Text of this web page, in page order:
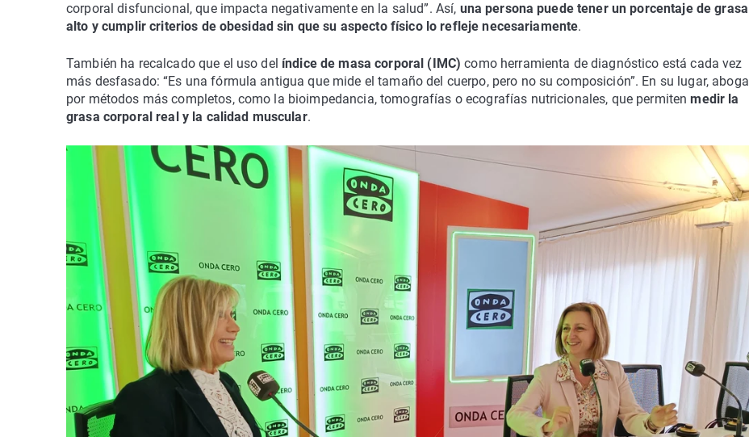
corporal disfuncional, que impacta negativamente en la salud”. Así, una persona puede tener un porcentaje de grasa
alto y cumplir criterios de obesidad sin que su aspecto físico lo refleje necesariamente.
También ha recalcado que el uso del índice de masa corporal (IMC) como herramienta de diagnóstico está cada vez
más desfasado: “Es una fórmula antigua que mide el tamaño del cuerpo, pero no su composición”. En su lugar, aboga
por métodos más completos, como la bioimpedancia, tomografías o ecografías nutricionales, que permitenmedir la
grasa corporal real y la calidad muscular.